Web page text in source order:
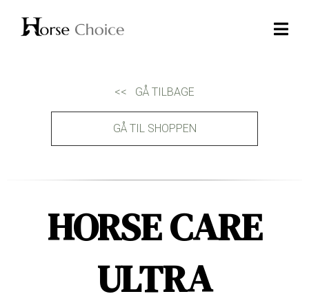
<< GÅ TILBAGE
GÅ TIL SHOPPEN
HORSE CARE
ULTRA